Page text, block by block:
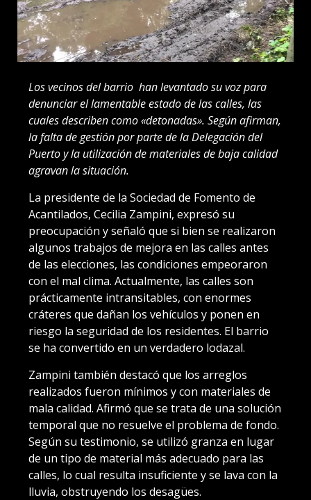
Los vecinos del barrio han levantado su voz para
denunciar el lamentable estado de las calles, las
cuales describen como «detonadas». Según afirman,
la falta de gestión por parte de la Delegación del
Puerto y la utilización de materiales de baja calidad
agravan la situación.
La presidente de la Sociedad de Fomento de
Acantilados, Cecilia Zampini, expresó su
preocupación y señaló que si bien se realizaron
algunos trabajos de mejora en las calles antes
de las elecciones, las condiciones empeoraron
con el mal clima. Actualmente, las calles son
prácticamente intransitables, con enormes
cráteres que dañan los vehículos y ponen en
riesgo la seguridad de los residentes. El barrio
se ha convertido en un verdadero lodazal.
Zampini también destacó que los arreglos
realizados fueron mínimos y con materiales de
mala calidad. Afirmó que se trata de una solución
temporal que no resuelve el problema de fondo.
Según su testimonio, se utilizó granza en lugar
de un tipo de material más adecuado para las
calles, lo cual resulta insuficiente y se lava con la
lluvia, obstruyendo los desagües.